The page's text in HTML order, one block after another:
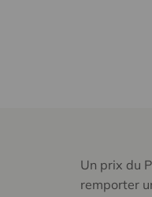
Un prix du
remporter